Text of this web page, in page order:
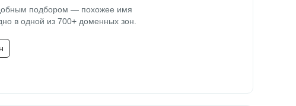
подбором — похожее имя
в одной из 700+ доменных зон.